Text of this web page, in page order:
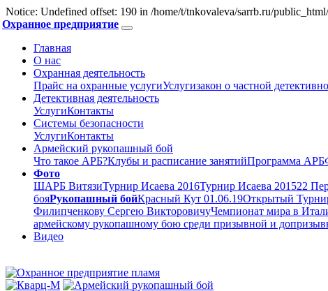
Notice: Undefined offset: 190 in /home/t/tnkovaleva/sarrb.ru/
Охранное предприятие
Главная
О нас
Охранная деятельность
Прайс на охранные услугиУслугизакон о частной
Детективная деятельность
УслугиКонтакты
Системы безопасности
УслугиКонтакты
Армейский рукопашный бой
Что такое АРБ?Клубы и расписание занятийПрограмма АРБ
Фото
ШАРБ ВитязиТурнир Исаева 2016Турнир Исаева 201522
бояРукопашный бойКрасный Кут 01.06.19Открытый
Филипченкову Сергею ВикторовичуЧемпионат мира в
армейскому рукопашному бою среди призывной и
Видео